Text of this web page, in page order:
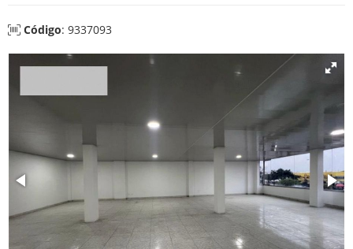
Código: 9337093